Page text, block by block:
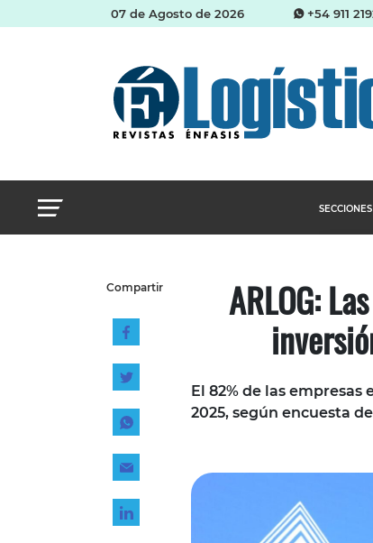
07 de Agosto de 2026 +54 911
SECCIONES
Compartir ARLOG:
El 82% de las
2025, según encuesta